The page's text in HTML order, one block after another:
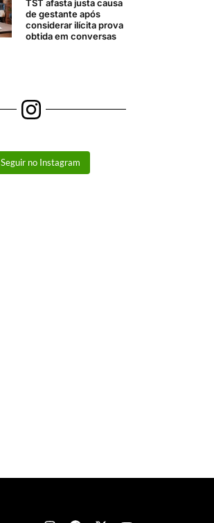
TST afasta justa causa
de gestante após
considerar ilícita prova
obtida em conversas
Seguir no Instagram